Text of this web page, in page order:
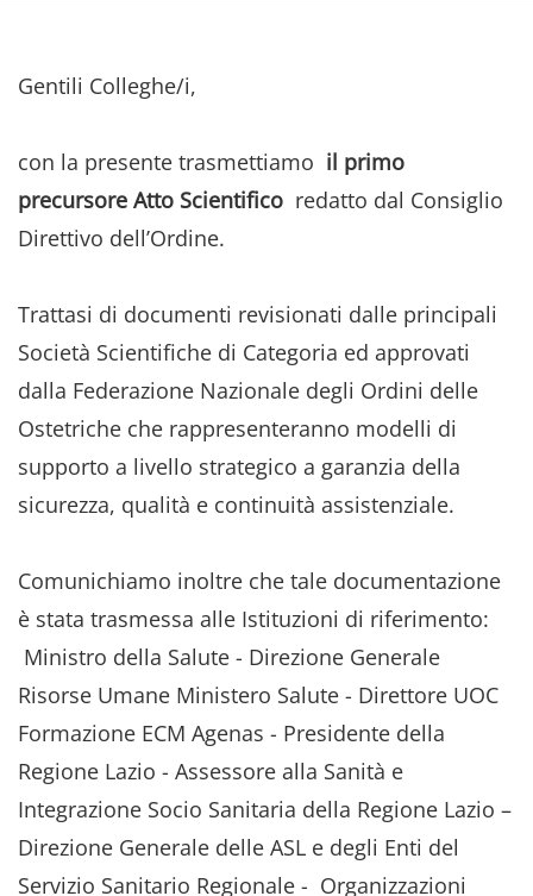
Gentili Colleghe/i,
con la presente trasmettiamo il primo
precursore Atto Scientifico redatto dal Consiglio
Direttivo dell’Ordine.
Trattasi di documenti revisionati dalle principali
Società Scientifiche di Categoria ed approvati
dalla Federazione Nazionale degli Ordini delle
Ostetriche che rappresenteranno modelli di
supporto a livello strategico a garanzia della
sicurezza, qualità e continuità assistenziale.
Comunichiamo inoltre che tale documentazione
è stata trasmessa alle Istituzioni di riferimento:
Ministro della Salute - Direzione Generale
Risorse Umane Ministero Salute - Direttore UOC
Formazione ECM Agenas - Presidente della
Regione Lazio - Assessore alla Sanità e
Integrazione Socio Sanitaria della Regione Lazio –
Direzione Generale delle ASL e degli Enti del
Servizio Sanitario Regionale - Organizzazioni